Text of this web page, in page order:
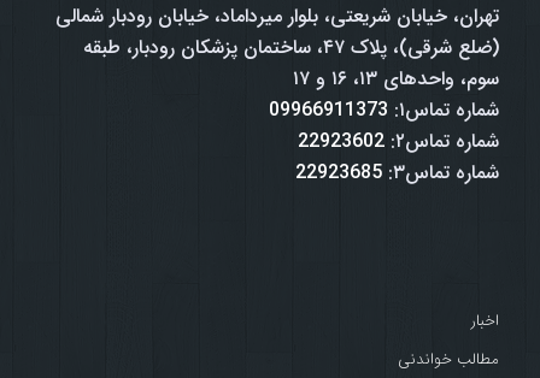
تهران، خیابان شریعتی، بلوار میرداماد، خیابان رودبار شمالی
(ضلع شرقی)، پلاک ۴۷، ساختمان پزشکان رودبار، طبقه
سوم، واحدهای ۱۳، ۱۶ و ۱۷
شماره تماس۱:
09966911373
شماره تماس۲:
22923602
شماره تماس۳:
22923685
اخبار
مطالب خواندنی